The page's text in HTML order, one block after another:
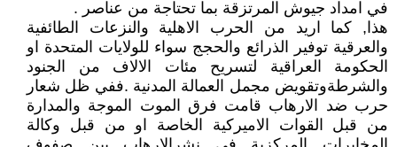
في امداد جيوش المرتزقة بما تحتاجة من عناصر .
هذا, كما اريد من الحرب الاهلية والنزعات الطائفية
والعرقية توفير الذرائع والحجج سواء للولايات المتحدة او
الحكومة العراقية لتسريح مئات الالاف من الجنود
والشرطةوتقويض مجمل العمالة المدنية .ففي ظل شعار
حرب ضد الارهاب قامت فرق الموت الموجة والمدارة
من قبل القوات الاميركية الخاصة او من قبل وكالة